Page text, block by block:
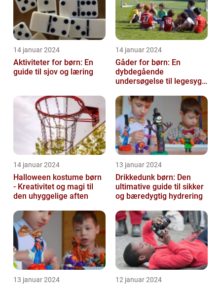
14 januar 2024
Aktiviteter for børn: En
guide til sjov og læring
14 januar 2024
Gåder for børn: En
dybdegående
undersøgelse til legesyge
14 januar 2024
Halloween kostume børn
- Kreativitet og magi til
den uhyggelige aften
13 januar 2024
Drikkedunk børn: Den
ultimative guide til sikker
og bæredygtig hydrering
13 januar 2024 12 januar 2024